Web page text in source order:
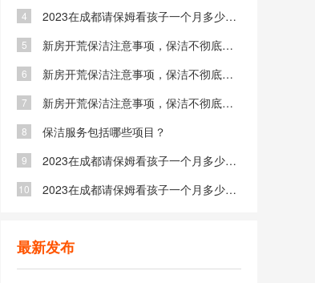
4 2023在成都请保姆看孩子一个月多少钱？
5 新房开荒保洁注意事项，保洁不彻底后期入住后患无穷！
6 新房开荒保洁注意事项，保洁不彻底后期入住后患无穷！
7 新房开荒保洁注意事项，保洁不彻底后期入住后患无穷！
8 保洁服务包括哪些项目？
9 2023在成都请保姆看孩子一个月多少钱？
10 2023在成都请保姆看孩子一个月多少钱？
最新发布